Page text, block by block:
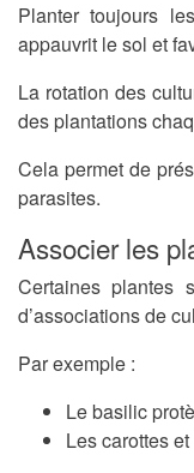
Planter toujours
appauvrit le sol et
La rotation des
des plantations
Cela permet de
parasites.
Associer les
Certaines plantes
d’associations de
Par exemple :
Le basilic
Les carottes